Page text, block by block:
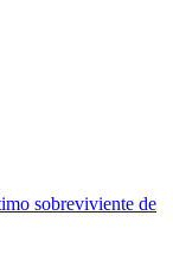
sobreviviente de